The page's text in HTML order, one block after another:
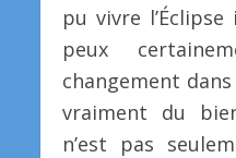
pu vivre
peux
changement
vraiment du
n’est pas